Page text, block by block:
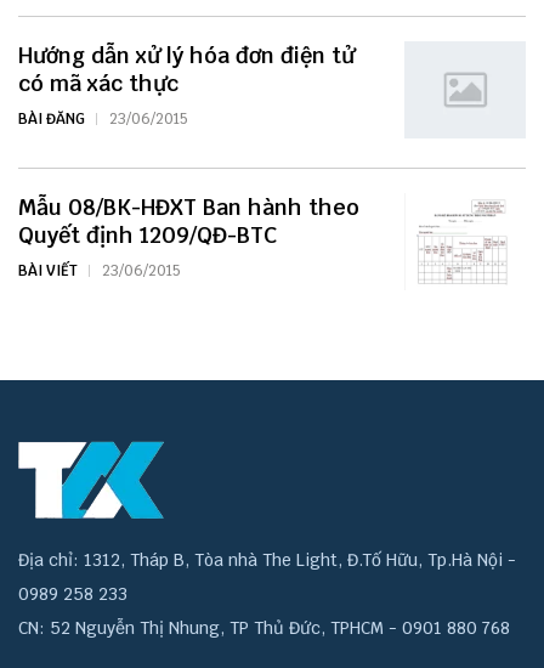
Hướng dẫn xử lý hóa đơn điện tử
có mã xác thực
BÀI ĐĂNG 23/06/2015
Mẫu 08/BK-HĐXT Ban hành theo
Quyết định 1209/QĐ-BTC
BÀI VIẾT 23/06/2015
Địa chỉ: 1312, Tháp B, Tòa nhà The Light, Đ.Tố Hữu, Tp.Hà Nội -
0989 258 233
CN: 52 Nguyễn Thị Nhung, TP Thủ Đức, TPHCM - 0901 880 768